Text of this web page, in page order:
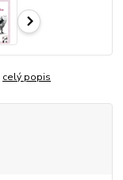
celý popis